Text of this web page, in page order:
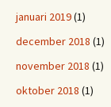
januari 2019(1)
december 2018 (1)
november 2018 (1)
oktober 2018 (1)